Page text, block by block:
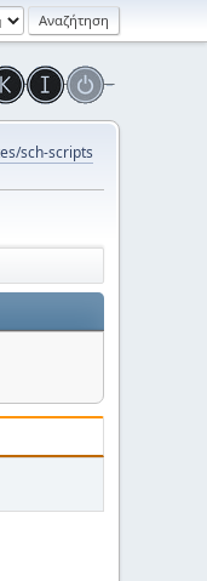
sch-scripts